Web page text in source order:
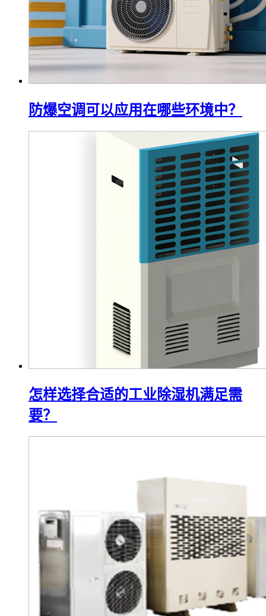
防爆空调可以应用在哪些环境中？
怎样选择合适的工业除湿机满足需
要？